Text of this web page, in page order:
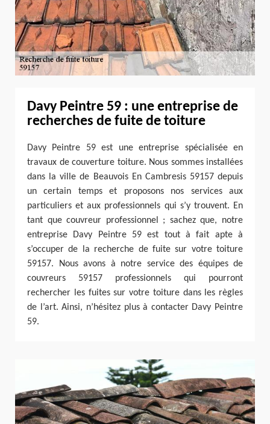
Davy Peintre 59 : une entreprise de
recherches de fuite de toiture
Davy Peintre 59 est une entreprise spécialisée en
travaux de couverture toiture. Nous sommes installées
dans la ville de Beauvois En Cambresis 59157 depuis
un certain temps et proposons nos services aux
particuliers et aux professionnels qui s’y trouvent. En
tant que couvreur professionnel ; sachez que, notre
entreprise Davy Peintre 59 est tout à fait apte à
s’occuper de la recherche de fuite sur votre toiture
59157. Nous avons à notre service des équipes de
couvreurs 59157 professionnels qui pourront
rechercher les fuites sur votre toiture dans les règles
de l’art. Ainsi, n’hésitez plus à contacter Davy Peintre
59.